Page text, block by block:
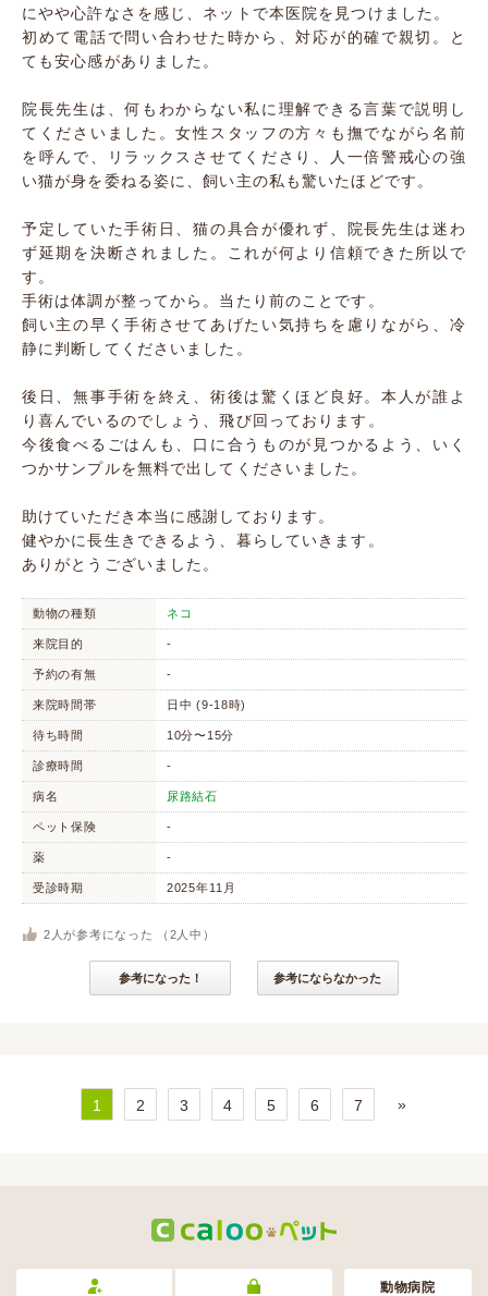
にやや心許なさを感じ、ネットで本医院を見つけました。
初めて電話で問い合わせた時から、対応が的確で親切。と
ても安心感がありました。
院長先生は、何もわからない私に理解できる言葉で説明し
てくださいました。女性スタッフの方々も撫でながら名前
を呼んで、リラックスさせてくださり、人一倍警戒心の強
い猫が身を委ねる姿に、飼い主の私も驚いたほどです。
予定していた手術日、猫の具合が優れず、院長先生は迷わ
ず延期を決断されました。これが何より信頼できた所以で
す。
手術は体調が整ってから。当たり前のことです。
飼い主の早く手術させてあげたい気持ちを慮りながら、冷
静に判断してくださいました。
後日、無事手術を終え、術後は驚くほど良好。本人が誰よ
り喜んでいるのでしょう、飛び回っております。
今後食べるごはんも、口に合うものが見つかるよう、いく
つかサンプルを無料で出してくださいました。
助けていただき本当に感謝しております。
健やかに長生きできるよう、暮らしていきます。
ありがとうございました。
動物の種類 ネコ
来院目的 -
予約の有無 -
来院時間帯 日中 (9-18時)
待ち時間 10分〜15分
診療時間 -
病名 尿路結石
ペット保険 -
薬 -
受診時期 2025年11月
2 人が参考になった （ 2 人中）
参考になった！ 参考にならなかった
1 2 3 4 5 6 7 »
動物病院